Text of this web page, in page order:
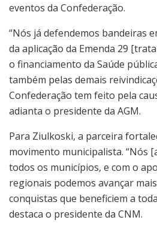
eventos da Confederação.
“Nós já defendemos bandeiras
da aplicação da Emenda 29
o financiamento da Saúde
também pelas demais
Confederação tem feito pela
adianta o presidente da AGM.
Para Ziulkoski, a parceira
movimento municipalista. “Nós
todos os municípios, e com o
regionais podemos avançar
conquistas que beneficiem a
destaca o presidente da CNM.